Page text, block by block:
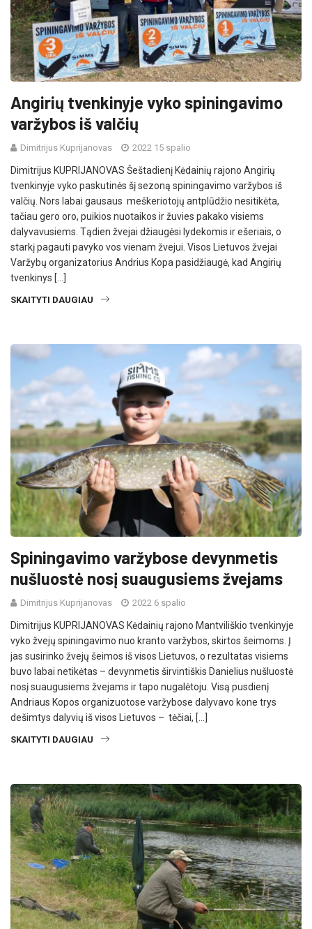
Angirių tvenkinyje vyko spiningavimo
varžybos iš valčių
Dimitrijus Kuprijanovas 2022 15 spalio
Dimitrijus KUPRIJANOVAS Šeštadienį Kėdainių rajono Angirių
tvenkinyje vyko paskutinės šį sezoną spiningavimo varžybos iš
valčių. Nors labai gausaus meškeriotojų antplūdžio nesitikėta,
tačiau gero oro, puikios nuotaikos ir žuvies pakako visiems
dalyvavusiems. Tądien žvejai džiaugėsi lydekomis ir ešeriais, o
starkį pagauti pavyko vos vienam žvejui. Visos Lietuvos žvejai
Varžybų organizatorius Andrius Kopa pasidžiaugė, kad Angirių
tvenkinys […]
SKAITYTI DAUGIAU
Spiningavimo varžybose devynmetis
nušluostė nosį suaugusiems žvejams
Dimitrijus Kuprijanovas 2022 6 spalio
Dimitrijus KUPRIJANOVAS Kėdainių rajono Mantviliškio tvenkinyje
vyko žvejų spiningavimo nuo kranto varžybos, skirtos šeimoms. Į
jas susirinko žvejų šeimos iš visos Lietuvos, o rezultatas visiems
buvo labai netikėtas – devynmetis širvintiškis Danielius nušluostė
nosį suaugusiems žvejams ir tapo nugalėtoju. Visą pusdienį
Andriaus Kopos organizuotose varžybose dalyvavo kone trys
dešimtys dalyvių iš visos Lietuvos – tėčiai, […]
SKAITYTI DAUGIAU